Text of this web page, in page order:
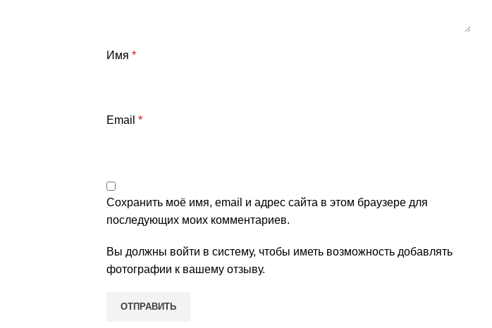
Имя *
Email *
Сохранить моё имя, email и адрес сайта в этом браузере для
последующих моих комментариев.
Вы должны войти в систему, чтобы иметь возможность добавлять
фотографии к вашему отзыву.